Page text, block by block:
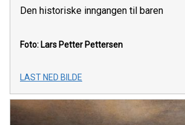
Den historiske inngangen til baren
Foto: Lars Petter Pettersen
LAST NED BILDE